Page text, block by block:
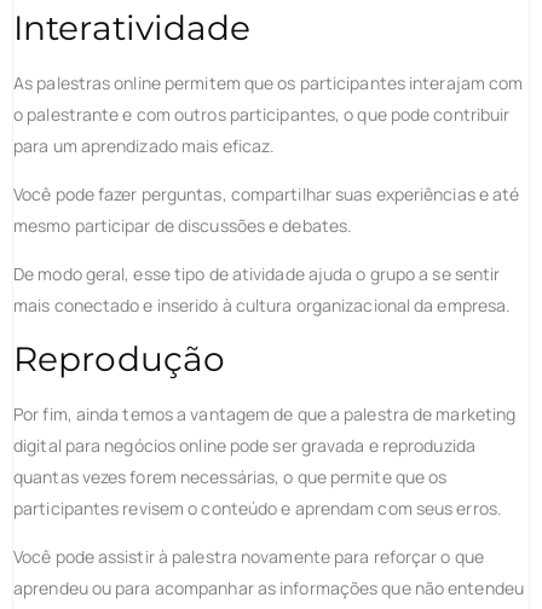
Interatividade
As palestras online permitem que os participantes interajam com
o palestrante e com outros participantes, o que pode contribuir
para um aprendizado mais eficaz.
Você pode fazer perguntas, compartilhar suas experiências e até
mesmo participar de discussões e debates.
De modo geral, esse tipo de atividade ajuda o grupo a se sentir
mais conectado e inserido à cultura organizacional da empresa.
Reprodução
Por fim, ainda temos a vantagem de que a palestra de marketing
digital para negócios online pode ser gravada e reproduzida
quantas vezes forem necessárias, o que permite que os
participantes revisem o conteúdo e aprendam com seus erros.
Você pode assistir à palestra novamente para reforçar o que
aprendeu ou para acompanhar as informações que não entendeu